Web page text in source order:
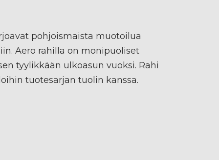
pohjoismaista muotoilua
Aero rahilla on monipuoliset
tyylikkään ulkoasun vuoksi. Rahi
tuotesarjan tuolin kanssa.